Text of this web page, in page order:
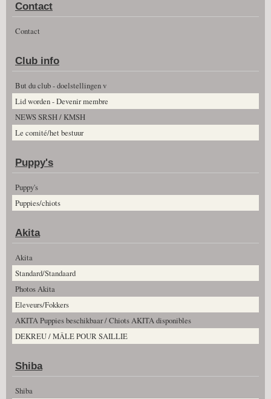
Clubshow 2026
Contact
Contact
Club info
But du club - doelstellingen v
Lid worden - Devenir membre
NEWS SRSH / KMSH
Le comité/het bestuur
Puppy's
Puppy's
Puppies/chiots
Akita
Akita
Standard/Standaard
Photos Akita
Eleveurs/Fokkers
AKITA Puppies beschikbaar / Chiots AKITA disponibles
DEKREU / MÂLE POUR SAILLIE
Shiba
Shiba